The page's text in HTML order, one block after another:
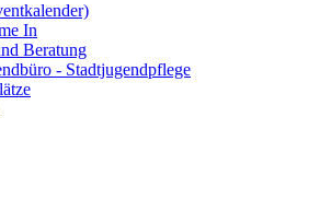
In
Beratung
- Stadtjugendpflege